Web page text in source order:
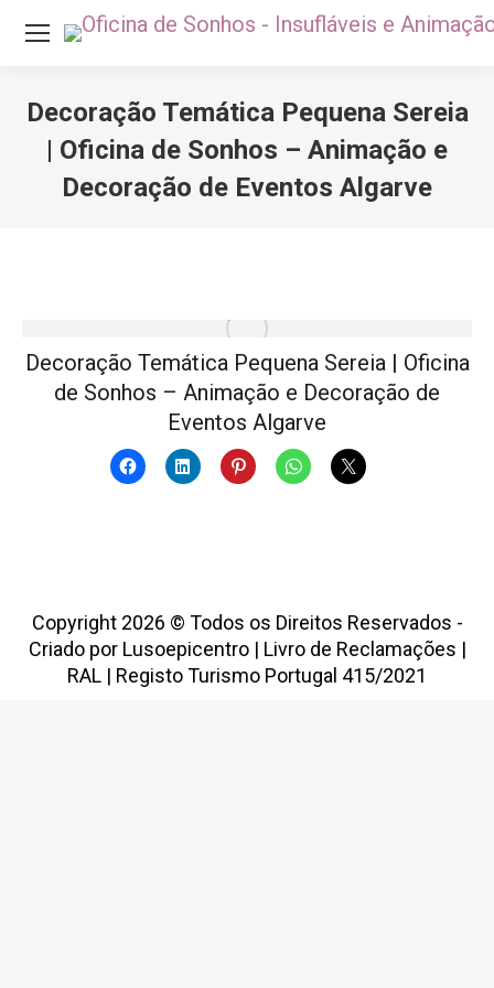
Decoração Temática Pequena Sereia
| Oficina de Sonhos – Animação e
Decoração de Eventos Algarve
Decoração Temática Pequena Sereia | Oficina
de Sonhos – Animação e Decoração de
Eventos Algarve
Copyright 2026 © Todos os Direitos Reservados -
Criado por Lusoepicentro| Livro de Reclamações |
RAL | Registo Turismo Portugal 415/2021